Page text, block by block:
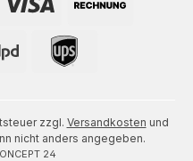
zzgl. Versandkosten und
nicht anders angegeben.
24